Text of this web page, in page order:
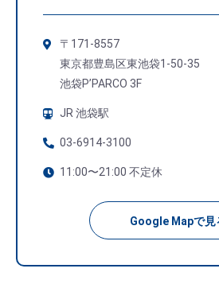
〒171-8557
東京都豊島区東池袋1-50-35
池袋P’PARCO 3F
JR 池袋駅
03-6914-3100
11:00〜21:00 不定休
Google Mapで見